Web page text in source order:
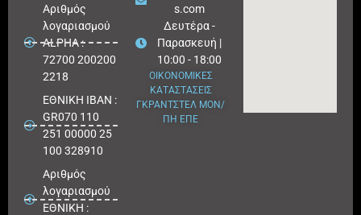
Aριθμός
λογαριασμού
ALPHA :
72700 200200
2218
ΕΘΝΙΚΗ ΙΒΑΝ :
GR070 110
251 00000 25
100 328910
Αριθμός
λογαριασμού
ΕΘΝΙΚΗ :
s.com
Δευτέρα -
Παρασκευή |
10:00 - 18:00
ΟΙΚΟΝΟΜΙΚΕΣ
ΚΑΤΑΣΤΑΣΕΙΣ
ΓΚΡΑΝΤΣΤΕΛ ΜΟΝ/
ΠΗ ΕΠΕ